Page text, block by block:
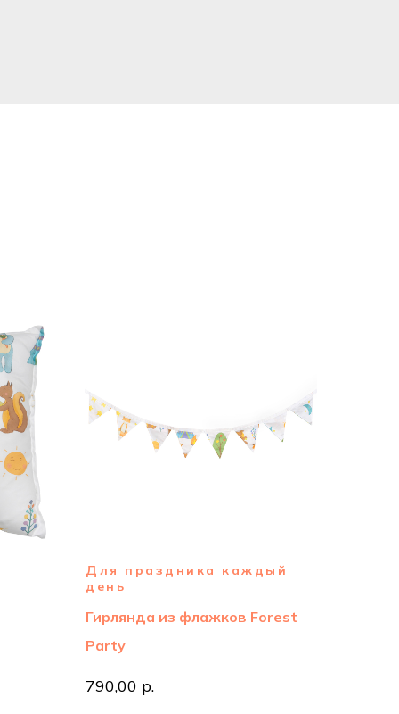
Для праздника каждый
день
Гирлянда из флажков Forest
Party
790,00 р.